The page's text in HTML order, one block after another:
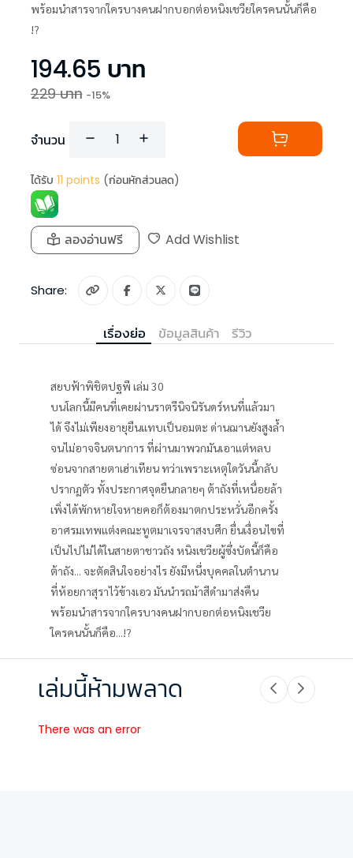
พร้อมนำสารจากใครบางคนฝากบอกต่อหนิงเชวียใครคนนั้นก็คือ
!?
194.65 บาท
229บาท -15%
จำนวน
ได้รับ 11 points (ก่อนหักส่วนลด)
ลองอ่านฟรี Add Wishlist
Share:
เรื่องย่อ ข้อมูลสินค้า รีวิว
สยบฟ้าพิชิตปฐพี เล่ม 30
บนโลกนี้มีคนที่เคยผ่านราตรีนิจนิรันดร์หนที่แล้วมา
ได้ จึงไม่เพียงอายุยืนแทบเป็นอมตะ ด่านฌานยังสูงล้ำ
จนไม่อาจจินตนาการ ที่ผ่านมาพวกมันเอาแต่หลบ
ซ่อนจากสายตาเฮ่าเทียน ทว่าเพราะเหตุใดวันนี้กลับ
ปรากฏตัว ทั้งประกาศจุดยืนกลายๆ ต้าถังที่เหนื่อยล้า
เพิ่งได้พักหายใจหายคอก็ต้องมาตกประหวั่นอีกครั้ง
อาศรมเทพแต่งคณะทูตมาเจรจาสงบศึก ยื่นเงื่อนไขที่
เป็นไปไม่ได้ในสายตาชาวถัง หนิงเชวียผู้ซึ่งบัดนี้ก็คือ
ต้าถัง... จะตัดสินใจอย่างไร ยังมีหนึ่งบุคคลในตำนาน
ที่ห้อยกาสุราไว้ข้างเอว มันนำรถม้าสีดำมาส่งคืน
พร้อมนำสารจากใครบางคนฝากบอกต่อหนิงเชวีย
ใครคนนั้นก็คือ...!?
เล่มนี้ห้ามพลาด
There was an error